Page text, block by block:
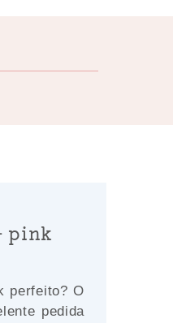
pink
perfeito? O
pedida